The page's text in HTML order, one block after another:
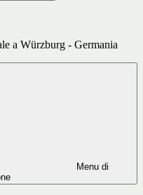
a Würzburg - Germania
Menu di